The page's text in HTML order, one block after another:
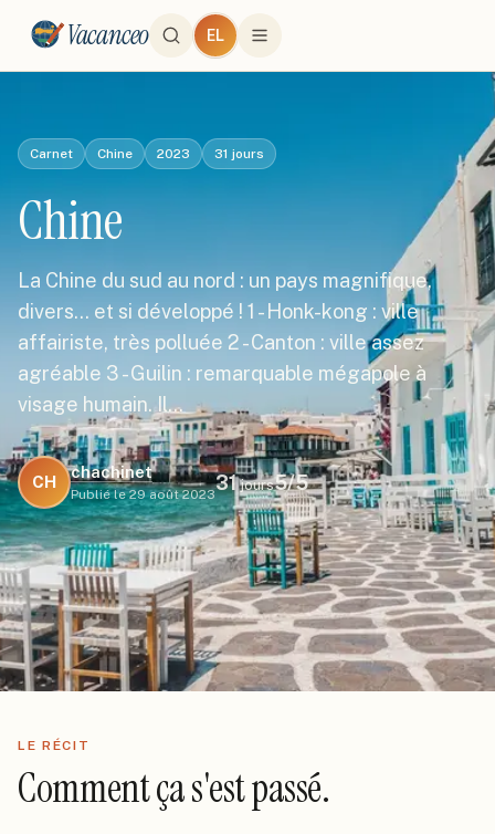
Vacanceo EL
Carnet Chine 2023 31 jours
Chine
La Chine du sud au nord : un pays magnifique,
divers... et si développé ! 1 - Honk-kong : ville
affairiste, très polluée 2 - Canton : ville assez
agréable 3 - Guilin : remarquable mégapole à
visage humain. Il…
CH
chachinet
Publié le 29 août 2023
31jours5/5
LE RÉCIT
Comment ça s'est passé.